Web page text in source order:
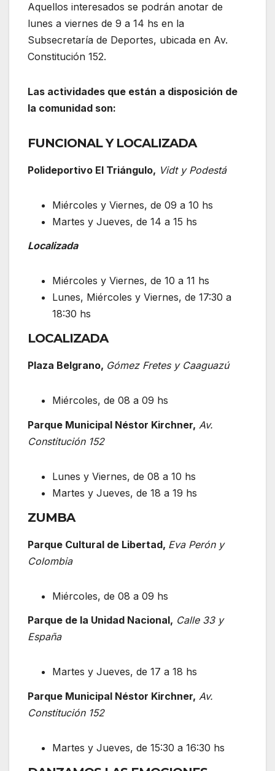
Aquellos interesados se podrán anotar de
lunes a viernes de 9 a 14 hs en la
Subsecretaría de Deportes, ubicada en Av.
Constitución 152.
Las actividades que están a disposición de
la comunidad son:
FUNCIONAL Y LOCALIZADA
Polideportivo El Triángulo, Vidt y Podestá
Miércoles y Viernes, de 09 a 10 hs
Martes y Jueves, de 14 a 15 hs
Localizada
Miércoles y Viernes, de 10 a 11 hs
Lunes, Miércoles y Viernes, de 17:30 a
18:30 hs
LOCALIZADA
Plaza Belgrano, Gómez Fretes y Caaguazú
Miércoles, de 08 a 09 hs
Parque Municipal Néstor Kirchner, Av.
Constitución 152
Lunes y Viernes, de 08 a 10 hs
Martes y Jueves, de 18 a 19 hs
ZUMBA
Parque Cultural de Libertad, Eva Perón y
Colombia
Miércoles, de 08 a 09 hs
Parque de la Unidad Nacional, Calle 33 y
España
Martes y Jueves, de 17 a 18 hs
Parque Municipal Néstor Kirchner, Av.
Constitución 152
Martes y Jueves, de 15:30 a 16:30 hs